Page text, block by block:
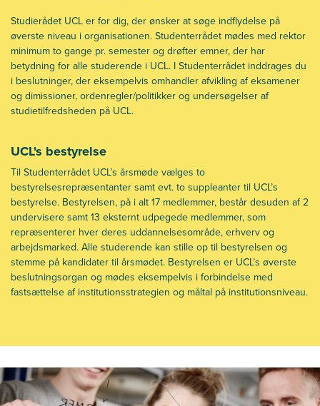
Studierådet UCL er for dig, der ønsker at søge indflydelse på
øverste niveau i organisationen. Studenterrådet mødes med rektor
minimum to gange pr. semester og drøfter emner, der har
betydning for alle studerende i UCL. I Studenterrådet inddrages du
i beslutninger, der eksempelvis omhandler afvikling af eksamener
og dimissioner, ordenregler/politikker og undersøgelser af
studietilfredsheden på UCL.
UCL's bestyrelse
Til Studenterrådet UCL’s årsmøde vælges to
bestyrelsesrepræsentanter samt evt. to suppleanter til UCL’s
bestyrelse. Bestyrelsen, på i alt 17 medlemmer, består desuden af 2
undervisere samt 13 eksternt udpegede medlemmer, som
repræsenterer hver deres uddannelsesområde, erhverv og
arbejdsmarked. Alle studerende kan stille op til bestyrelsen og
stemme på kandidater til årsmødet. Bestyrelsen er UCL’s øverste
beslutningsorgan og mødes eksempelvis i forbindelse med
fastsættelse af institutionsstrategien og måltal på institutionsniveau.